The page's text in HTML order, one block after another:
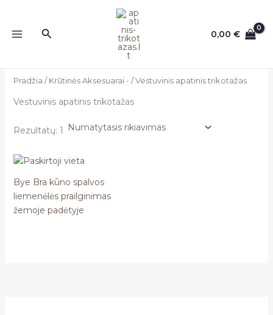
turinio
Paieška 0,00€
Pradžia / Krūtinės Aksesuarai - / Vestuvinis apatinis trikotažas
Vestuvinis apatinis trikotažas
Rezultatų: 1
Bye Bra kūno spalvos
liemenėlės prailginimas
žemoje padėtyje